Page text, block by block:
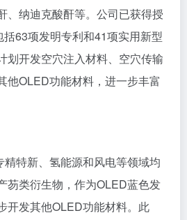
、纳迪克酸酐等。公司已获得授
63项发明专利和41项实用新型
划开发空穴注入材料、空穴传输
他OLED功能材料，进一步丰富
特新、氢能源和风电等领域均
芴类衍生物，作为OLED蓝色发
开发其他OLED功能材料。此